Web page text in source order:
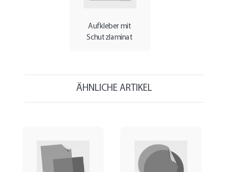
Aufkleber mit
Schutzlaminat
ÄHNLICHE ARTIKEL